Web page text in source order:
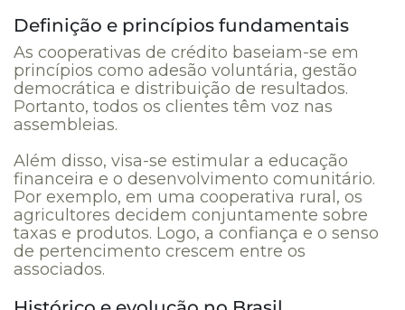
Definição e princípios fundamentais
As cooperativas de crédito baseiam-se em
princípios como adesão voluntária, gestão
democrática e distribuição de resultados.
Portanto, todos os clientes têm voz nas
assembleias.
Além disso, visa-se estimular a educação
financeira e o desenvolvimento comunitário.
Por exemplo, em uma cooperativa rural, os
agricultores decidem conjuntamente sobre
taxas e produtos. Logo, a confiança e o senso
de pertencimento crescem entre os
associados.